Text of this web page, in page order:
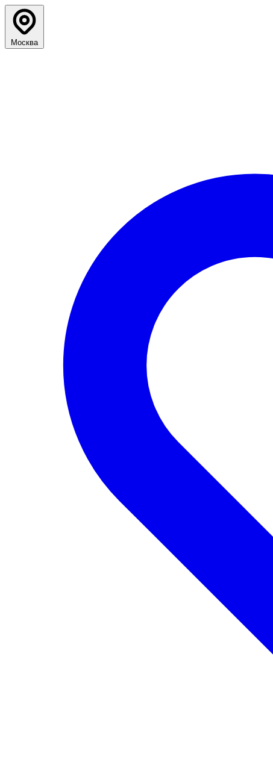
Москва